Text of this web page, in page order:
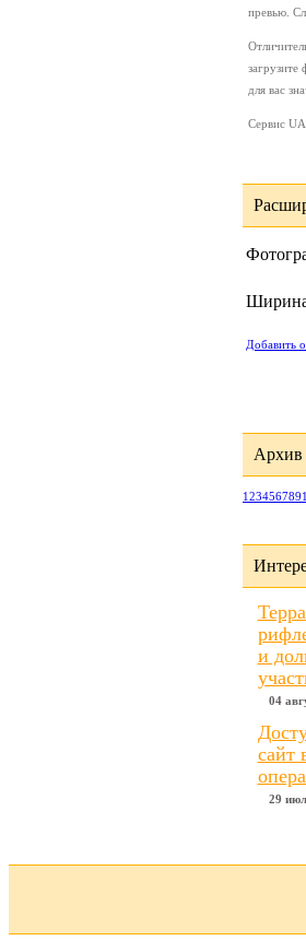
превью.
для вас
Сервис
Добавить
Архив
123456789
и
04
сайт
29